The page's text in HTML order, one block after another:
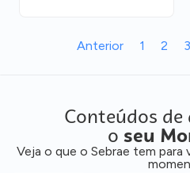
Anterior 1 2 3
Conteúdos
o seu
Veja o que o Sebrae tem